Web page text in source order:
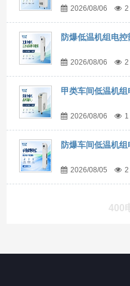
2026/08/06 2
防爆低温机组电
2026/08/06 2
甲类车间低温机
2026/08/06 1
防爆车间低温机
2026/08/05 2
400